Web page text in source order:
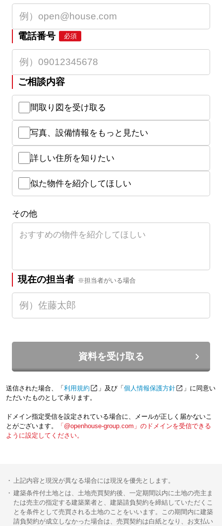
電話番号 必須
ご相談内容
間取り図を受け取る
写真、設備情報をもっと見たい
詳しい住所を知りたい
似た物件を紹介してほしい
その他
現在の担当者 ※担当者がいる場合
資料を受け取る
送信された場合、「 利用規約 」及び「 個人情報保護方針
」に同意い
ただいたものとして承ります。
ドメイン指定受信を設定されている場合に、メールが正しく届かないこ
とがございます。
「@openhouse-group.com」のドメインを受信できる
ように設定してください。
上記内容と現況が異なる場合には現況を優先とします。
建築条件付土地とは、土地売買契約後、一定期間以内に土地の売主ま
たは売主の指定する建築業者と、建築請負契約を締結していただくこ
とを条件として売買される土地のことをいいます。この期間内に建築
請負契約が成立しなかった場合は、売買契約は白紙となり、お支払い